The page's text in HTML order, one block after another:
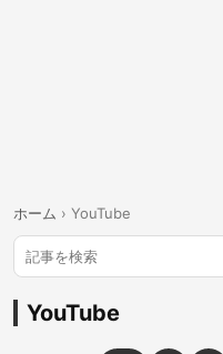
ホーム › YouTube
YouTube